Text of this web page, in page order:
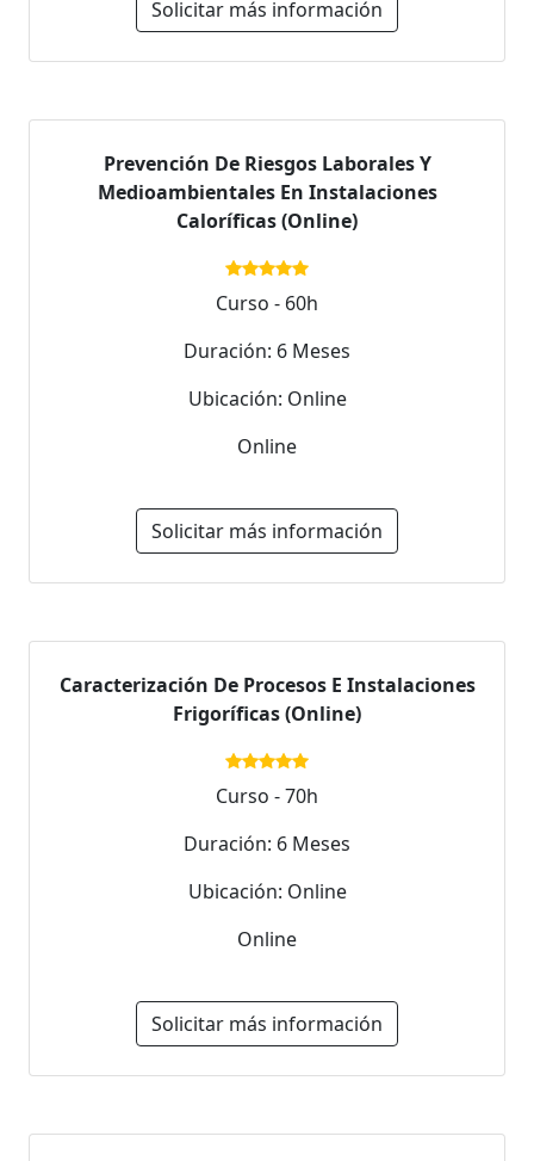
Solicitar más información
Prevención De Riesgos Laborales Y
Medioambientales En Instalaciones
Caloríficas (Online)
Curso - 60h
Duración: 6 Meses
Ubicación: Online
Online
Solicitar más información
Caracterización De Procesos E Instalaciones
Frigoríficas (Online)
Curso - 70h
Duración: 6 Meses
Ubicación: Online
Online
Solicitar más información